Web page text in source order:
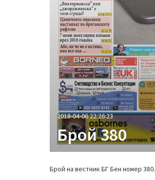
2018-04-06 22:26:23
Брой 380
Брой на вестник БГ Бен номер 380.